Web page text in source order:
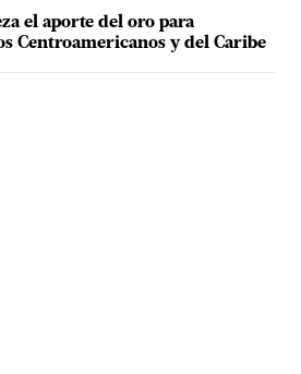
el aporte del oro para
Centroamericanos y del Caribe